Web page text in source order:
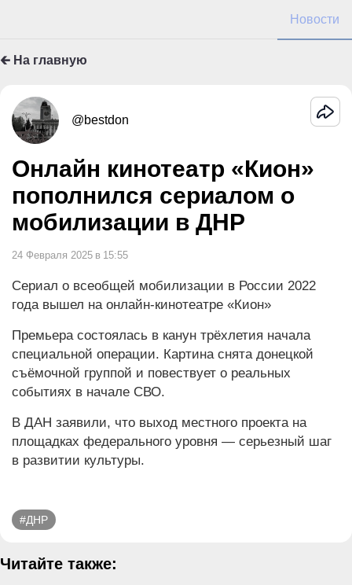
Новости
🡰 На главную
@bestdon
Онлайн кинотеатр «Кион»
пополнился сериалом о
мобилизации в ДНР
24 Февраля 2025 в 15:55
Сериал о всеобщей мобилизации в России 2022
года вышел на онлайн-кинотеатре «Кион»
Премьера состоялась в канун трёхлетия начала
специальной операции. Картина снята донецкой
съёмочной группой и повествует о реальных
событиях в начале СВО.
В ДАН заявили, что выход местного проекта на
площадках федерального уровня — серьезный шаг
в развитии культуры.
#ДНР
Читайте также: